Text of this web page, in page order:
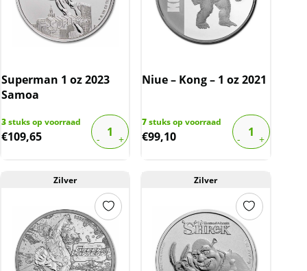
Superman 1 oz 2023
Samoa
3stuks op voorraad
€109,65
Niue – Kong – 1 oz 2021
7stuks op voorraad
€99,10
Zilver Zilver